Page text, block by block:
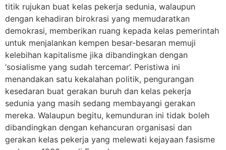
titik rujukan buat kelas pekerja sedunia, walaupun
dengan kehadiran birokrasi yang memudaratkan
demokrasi, memberikan ruang kepada kelas pemerintah
untuk menjalankan kempen besar-besaran memuji
kelebihan kapitalisme jika dibandingkan dengan
‘sosialisme yang sudah tercemar’. Peristiwa ini
menandakan satu kekalahan politik, pengurangan
kesedaran buat gerakan buruh dan kelas pekerja
sedunia yang masih sedang membayangi gerakan
mereka. Walaupun begitu, kemunduran ini tidak boleh
dibandingkan dengan kehancuran organisasi dan
gerakan kelas pekerja yang melewati kejayaan fasisme